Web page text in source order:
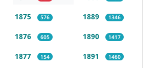
1875 576
1876 605
1877 154
1889 1346
1890 1417
1891 1460